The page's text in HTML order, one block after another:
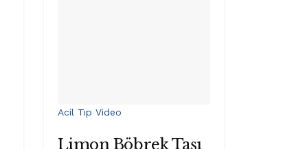
Acil Tıp Video
Limon Böbrek Taşı